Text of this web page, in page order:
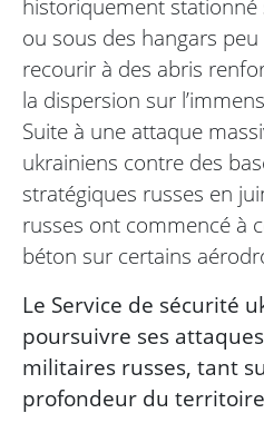
historiquement
ou sous des hangars
recourir à des abris
la dispersion sur
Suite à une attaque
ukrainiens contre des
stratégiques russes en
russes ont commencé à
béton sur certains
Le Service de sécurité
poursuivre ses
militaires russes, tant
profondeur du